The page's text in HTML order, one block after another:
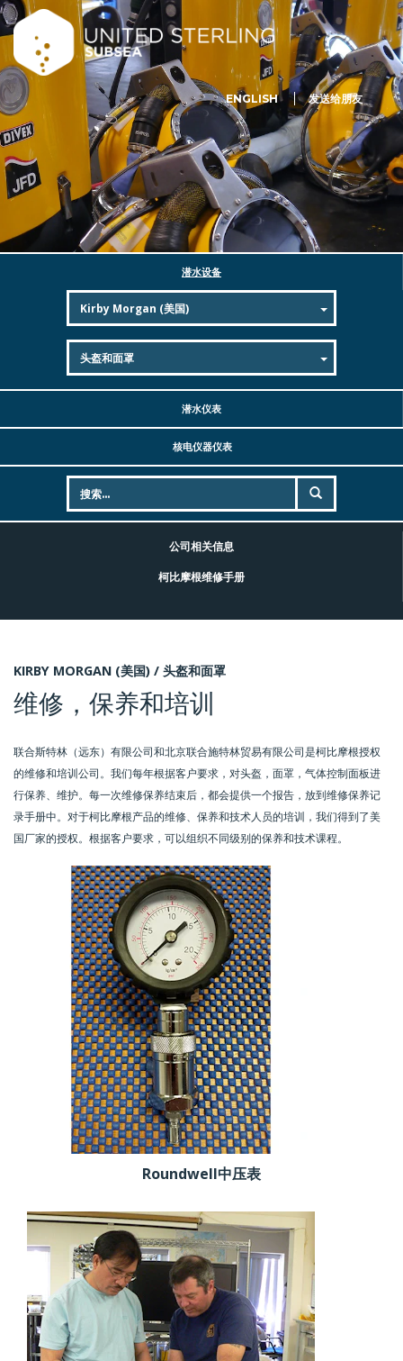
ENGLISH 发送给朋友
潜水设备
潜水仪表
核电仪器仪表
公司相关信息
柯比摩根维修手册
KIRBY MORGAN (美国) / 头盔和面罩
维修，保养和培训
联合斯特林（远东）有限公司和北京联合施特林贸易有限公司是柯比摩根授权
的维修和培训公司。我们每年根据客户要求，对头盔，面罩，气体控制面板进
行保养、维护。每一次维修保养结束后，都会提供一个报告，放到维修保养记
录手册中。对于柯比摩根产品的维修、保养和技术人员的培训，我们得到了美
国厂家的授权。根据客户要求，可以组织不同级别的保养和技术课程。
Roundwell中压表